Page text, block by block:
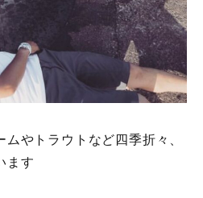
やトラウトなど四季折々、
ます